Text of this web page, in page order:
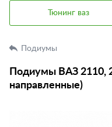
Тюнинг ваз
Подиумы
Подиумы ВАЗ 2110,
направленные)